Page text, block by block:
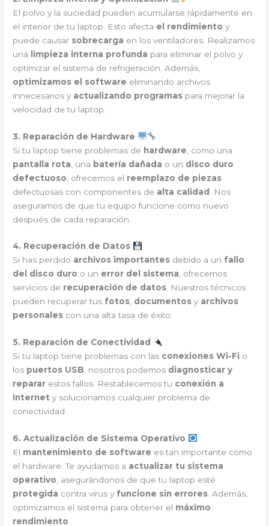
El polvo y la suciedad pueden acumularse rápidamente en
el interior de tu laptop. Esto afecta el rendimiento y
puede causar sobrecarga en los ventiladores. Realizamos
una
limpieza interna profunda para eliminar el polvo y
optimizar el sistema de refrigeración. Además,
optimizamos el software eliminando archivos
innecesarios y actualizando programas para mejorar la
velocidad de tu laptop.
3. Reparación de Hardware
Si tu laptop tiene problemas de hardware , como una
pantalla rota , una batería dañada o un disco duro
defectuoso , ofrecemos el reemplazo de piezas
defectuosas con componentes de alta calidad . Nos
aseguramos de que tu equipo funcione como nuevo
después de cada reparación.
4. Recuperación de Datos
Si has perdido archivos importantes debido a un fallo
del disco duro o un error del sistema, ofrecemos
servicios de recuperación de datos. Nuestros técnicos
pueden recuperar tus fotos, documentos y archivos
personales con una alta tasa de éxito.
5. Reparación de Conectividad
Si tu laptop tiene problemas con las conexiones Wi-Fi o
los puertos USB, nosotros podemos diagnosticar y
reparar estos fallos. Restablecemos tu conexión a
Internet y solucionamos cualquier problema de
conectividad.
6. Actualización de Sistema Operativo
El mantenimiento de software es tan importante como
el hardware. Te ayudamos a actualizar tu sistema
operativo , asegurándonos de que tu laptop esté
protegida contra virus y funcione sin errores . Además,
optimizamos el sistema para obtener el máximo
rendimiento